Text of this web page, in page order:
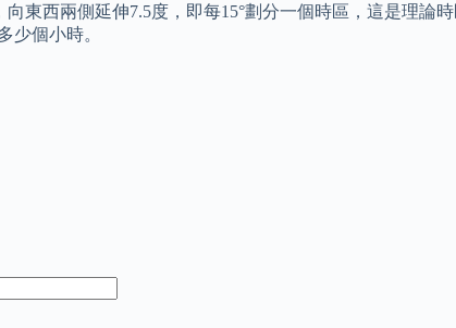
東西兩側延伸7.5度，即每15°劃分一個時區，這是理論
少個小時。